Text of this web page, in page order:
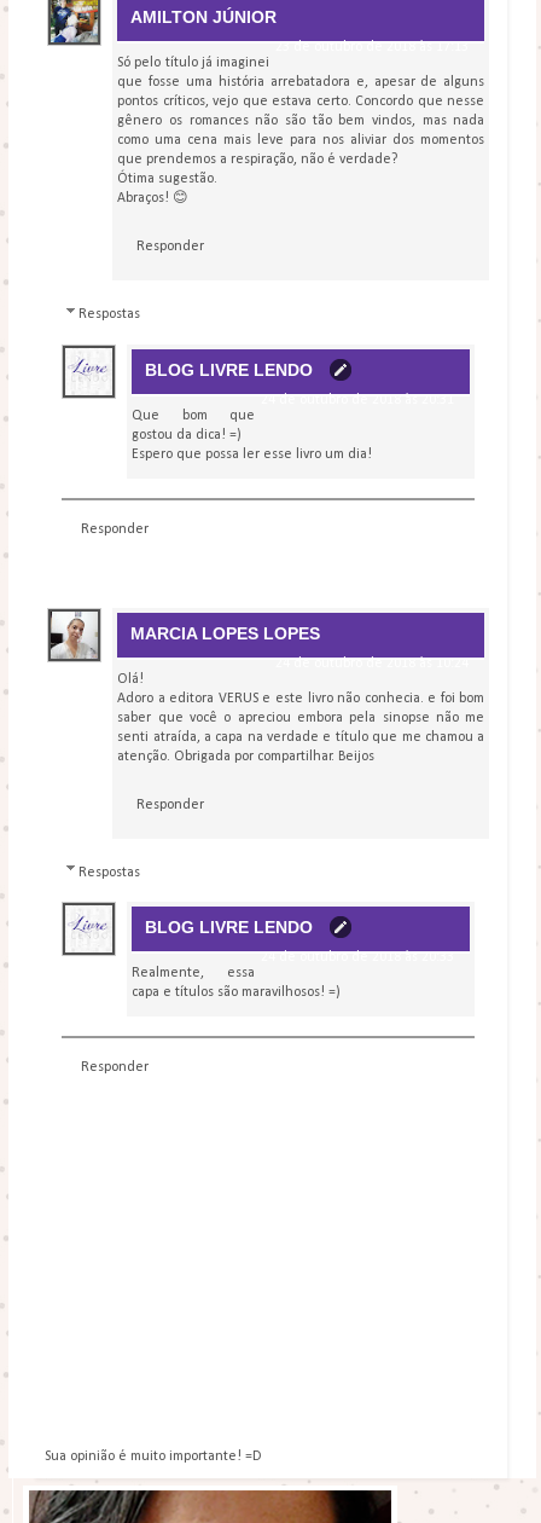
AMILTON JÚNIOR
Só pelo título já imaginei
que fosse uma história arrebatadora e, apesar de alguns
pontos críticos, vejo que estava certo. Concordo que nesse
gênero os romances não são tão bem vindos, mas nada
como uma cena mais leve para nos aliviar dos momentos
que prendemos a respiração, não é verdade?
Ótima sugestão.
Abraços! 😊
Responder
Respostas
BLOG LIVRE LENDO
Que bom que
gostou da dica! =)
Espero que possa ler esse livro um dia!
Responder
MARCIA LOPES LOPES
Olá!
Adoro a editora VERUS e este livro não conhecia. e foi bom
saber que você o apreciou embora pela sinopse não me
senti atraída, a capa na verdade e título que me chamou a
atenção. Obrigada por compartilhar. Beijos
Responder
Respostas
BLOG LIVRE LENDO
Realmente, essa
capa e títulos são maravilhosos! =)
Responder
Sua opinião é muito importante! =D